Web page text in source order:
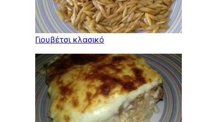
Γιουβέτσι κλασικό